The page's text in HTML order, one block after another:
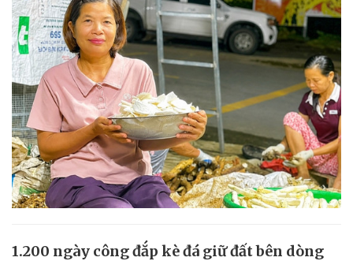
1.200 ngày công đắp kè đá giữ đất bên dòng